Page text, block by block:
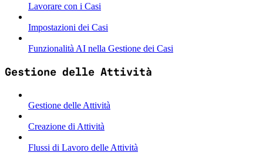
Lavorare con i Casi
Impostazioni dei Casi
Funzionalità AI nella Gestione dei Casi
Gestione delle Attività
Gestione delle Attività
Creazione di Attività
Flussi di Lavoro delle Attività